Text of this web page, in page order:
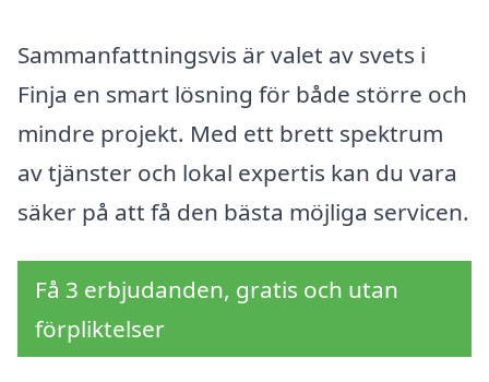
Sammanfattningsvis är valet av svets i
Finja en smart lösning för både större och
mindre projekt. Med ett brett spektrum
av tjänster och lokal expertis kan du vara
säker på att få den bästa möjliga servicen.
Få 3 erbjudanden, gratis och utan
förpliktelser